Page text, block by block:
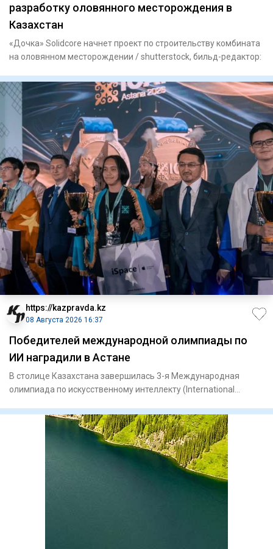
разработку оловянного месторождения в
Казахстан
«Дочка» Solidcore начнет проект по строительству комбината
на оловянном месторождении / shutterstock, бильд-редактор:
https://kazpravda.kz
08 Августа 2026 16:37
Победителей международной олимпиады по
ИИ наградили в Астане
В столице Казахстана завершилась 3-я Международная
олимпиада по искусственному интеллекту (International